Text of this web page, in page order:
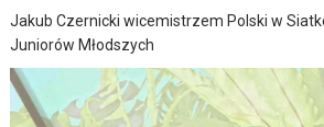
Jakub Czernicki wicemistrzem Polski w
Juniorów Młodszych